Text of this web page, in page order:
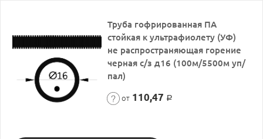
Труба гофрированная ПА
стойкая к ультрафиолету (УФ)
не распространяющая горение
черная с/з д16 (100м/5500м уп/
пал)
от 110,47 Р